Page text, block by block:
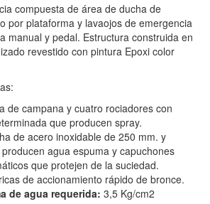
compuesta de área de ducha de
por plataforma y lavaojos de emergencia
manual y pedal. Estructura construida en
revestido con pintura Epoxi color
de campana y cuatro rociadores con
que producen spray.
de acero inoxidable de 250 mm. y
agua espuma y capuchones
que protejen de la suciedad.
de accionamiento rápido de bronce.
de agua requerida: 3,5 Kg/cm2